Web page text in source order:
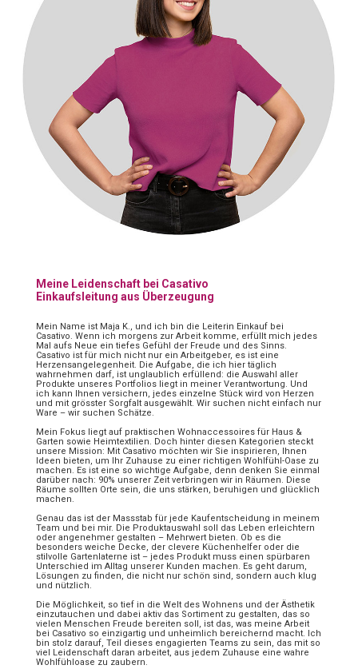
Meine Leidenschaft bei Casativo
Einkaufsleitung aus Überzeugung
Mein Name ist Maja K., und ich bin die Leiterin Einkauf bei
Casativo. Wenn ich morgens zur Arbeit komme, erfüllt mich jedes
Mal aufs Neue ein tiefes Gefühl der Freude und des Sinns.
Casativo ist für mich nicht nur ein Arbeitgeber, es ist eine
Herzensangelegenheit. Die Aufgabe, die ich hier täglich
wahrnehmen darf, ist unglaublich erfüllend: die Auswahl aller
Produkte unseres Portfolios liegt in meiner Verantwortung. Und
ich kann Ihnen versichern, jedes einzelne Stück wird von Herzen
und mit grösster Sorgfalt ausgewählt. Wir suchen nicht einfach nur
Ware – wir suchen Schätze.
Mein Fokus liegt auf praktischen Wohnaccessoires für Haus &
Garten sowie Heimtextilien. Doch hinter diesen Kategorien steckt
unsere Mission: Mit Casativo möchten wir Sie inspirieren, Ihnen
Ideen bieten, um Ihr Zuhause zu einer richtigen Wohlfühl-Oase zu
machen. Es ist eine so wichtige Aufgabe, denn denken Sie einmal
darüber nach: 90% unserer Zeit verbringen wir in Räumen. Diese
Räume sollten Orte sein, die uns stärken, beruhigen und glücklich
machen.
Genau das ist der Massstab für jede Kaufentscheidung in meinem
Team und bei mir. Die Produktauswahl soll das Leben erleichtern
oder angenehmer gestalten – Mehrwert bieten. Ob es die
besonders weiche Decke, der clevere Küchenhelfer oder die
stilvolle Gartenlaterne ist – jedes Produkt muss einen spürbaren
Unterschied im Alltag unserer Kunden machen. Es geht darum,
Lösungen zu finden, die nicht nur schön sind, sondern auch klug
und nützlich.
Die Möglichkeit, so tief in die Welt des Wohnens und der Ästhetik
einzutauchen und dabei aktiv das Sortiment zu gestalten, das so
vielen Menschen Freude bereiten soll, ist das, was meine Arbeit
bei Casativo so einzigartig und unheimlich bereichernd macht. Ich
bin stolz darauf, Teil dieses engagierten Teams zu sein, das mit so
viel Leidenschaft daran arbeitet, aus jedem Zuhause eine wahre
Wohlfühloase zu zaubern.